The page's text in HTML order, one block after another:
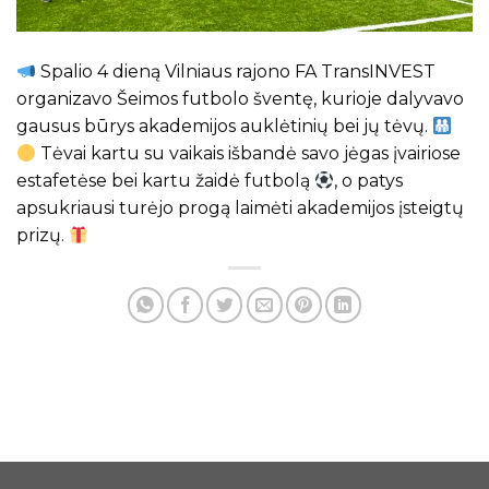
Spalio 4 dieną Vilniaus rajono FA TransINVEST
organizavo Šeimos futbolo šventę, kurioje dalyvavo
gausus būrys akademijos auklėtinių bei jų tėvų.
Tėvai kartu su vaikais išbandė savo jėgas įvairiose
estafetėse bei kartu žaidė futbolą
, o patys
apsukriausi turėjo progą laimėti akademijos įsteigtų
prizų.